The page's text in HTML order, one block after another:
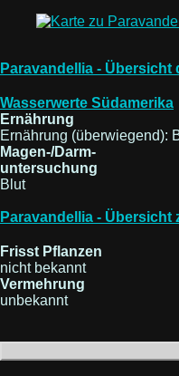
Paravandellia - Übersicht
Wasserwerte Südamerika
Ernährung
Ernährung (überwiegend):
Magen-/Darm-
untersuchung
Blut
Paravandellia -
Frisst Pflanzen
nicht bekannt
Vermehrung
unbekannt